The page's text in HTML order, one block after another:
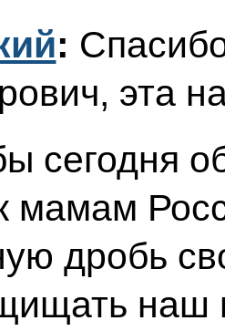
:
эта
сегодня
мамам
дробь
наш